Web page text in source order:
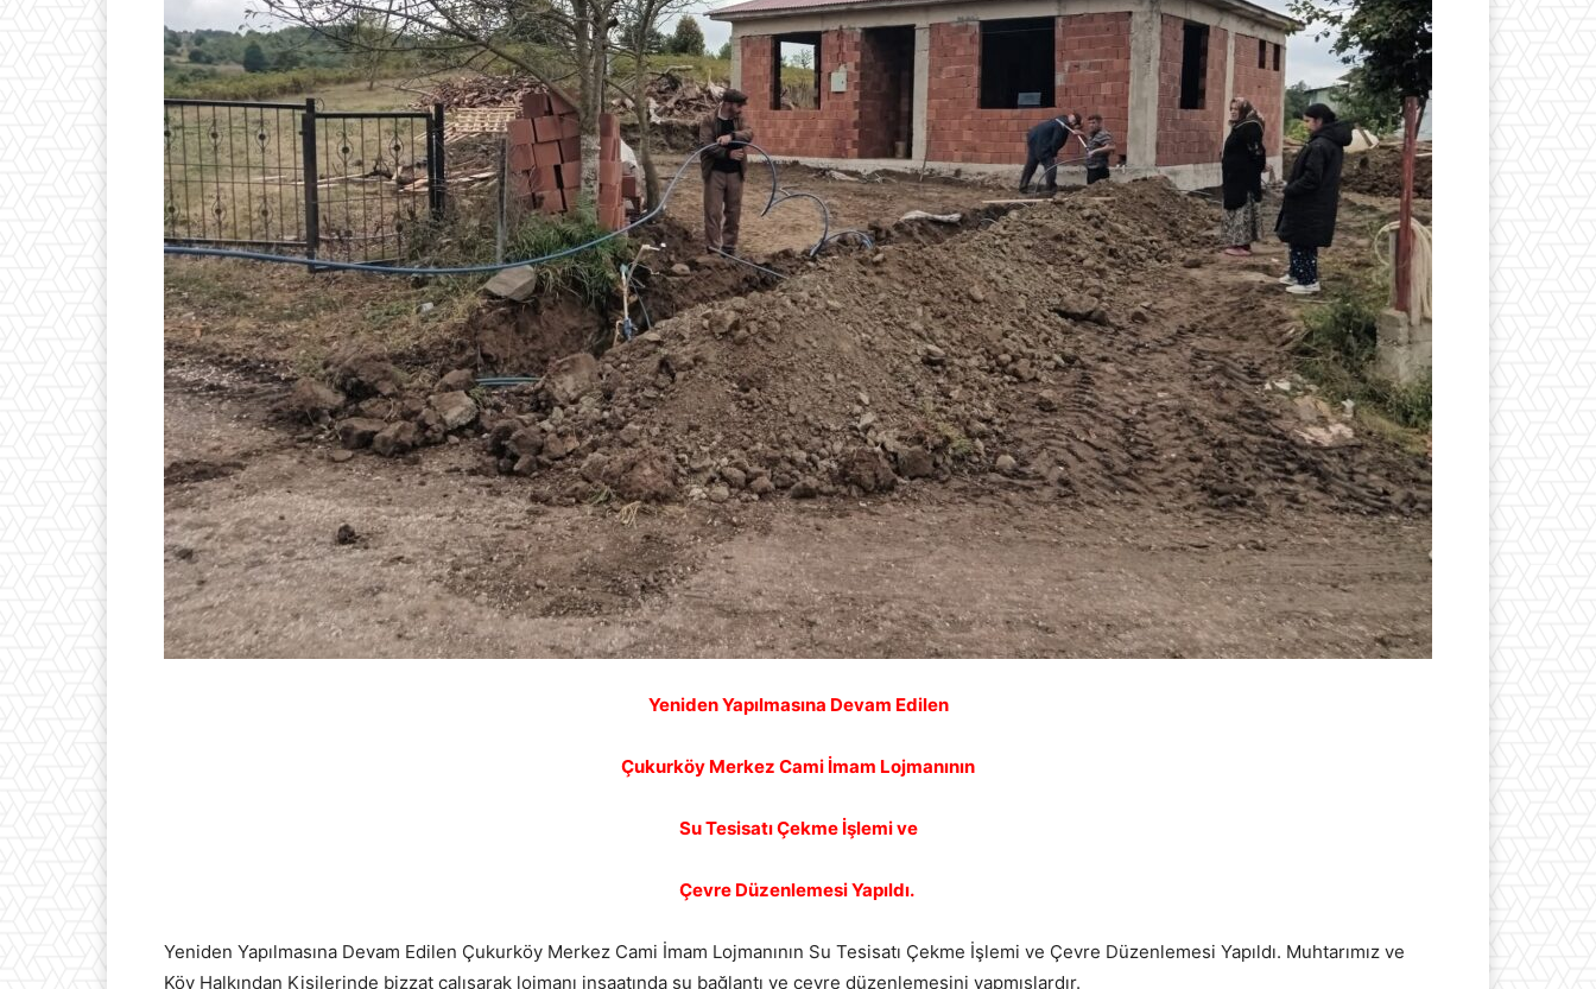
Yeniden Yapılmasına Devam Edilen
Çukurköy Merkez Cami İmam Lojmanının
Su Tesisatı Çekme İşlemi ve
Çevre Düzenlemesi Yapıldı.
Yeniden Yapılmasına Devam Edilen Çukurköy Merkez Cami İmam Lojmanının Su Tesisatı Çekme İşlemi ve Çevre Düzenlemesi Yapıldı. Muhtarımız ve
Köy Halkından Kişilerinde bizzat çalışarak lojmanı inşaatında su bağlantı ve çevre düzenlemesini yapmışlardır.